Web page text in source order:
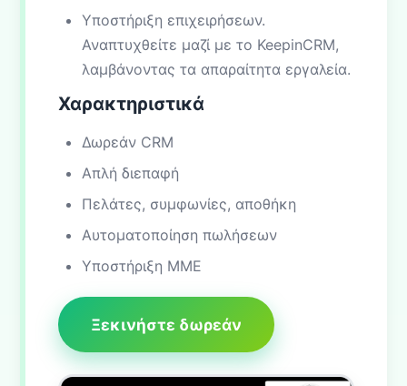
Υποστήριξη επιχειρήσεων.
Αναπτυχθείτε μαζί με το KeepinCRM,
λαμβάνοντας τα απαραίτητα εργαλεία.
Χαρακτηριστικά
Δωρεάν CRM
Απλή διεπαφή
Πελάτες, συμφωνίες, αποθήκη
Αυτοματοποίηση πωλήσεων
Υποστήριξη ΜΜΕ
Ξεκινήστε δωρεάν